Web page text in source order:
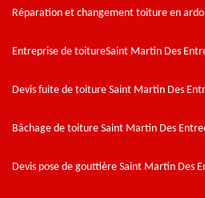
Réparation et changement toiture en
Entreprise de toitureSaint Martin Des
Devis fuite de toiture Saint Martin Des
Bâchage de toiture Saint Martin Des
Devis pose de gouttière Saint Martin Des